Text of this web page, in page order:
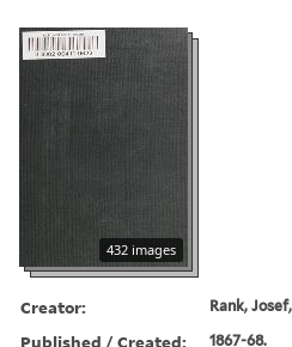
432 images
Creator: Rank,
Published / Created: 1867-68.